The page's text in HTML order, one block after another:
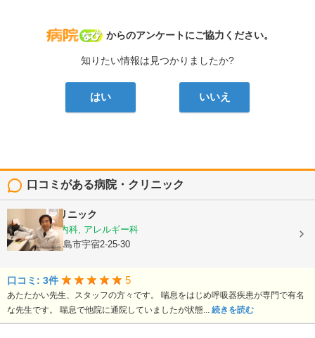
病院なび
からのアンケートにご協力ください。
知りたい情報は見つかりましたか?
はい いいえ
口コミがある病院・クリニック
栃木隆男クリニック
内科, 呼吸器内科, アレルギー科
鹿児島県鹿児島市宇宿2-25-30
口コミ: 3件 5
あたたかい先生、スタッフの方々です。 喘息をはじめ呼吸器疾患が専門で有名
な先生です。 喘息で他院に通院していましたが状態... 続きを読む